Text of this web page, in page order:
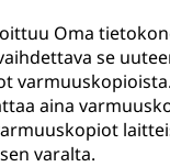
Oma
se
aina
varalta.